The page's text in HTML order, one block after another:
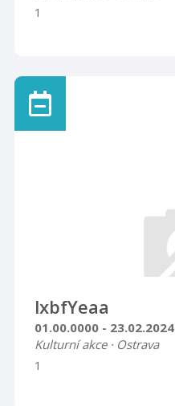
1
lxbfYeaa
01.00.0000 - 23.02.2024
Kulturní akce · Ostrava
1